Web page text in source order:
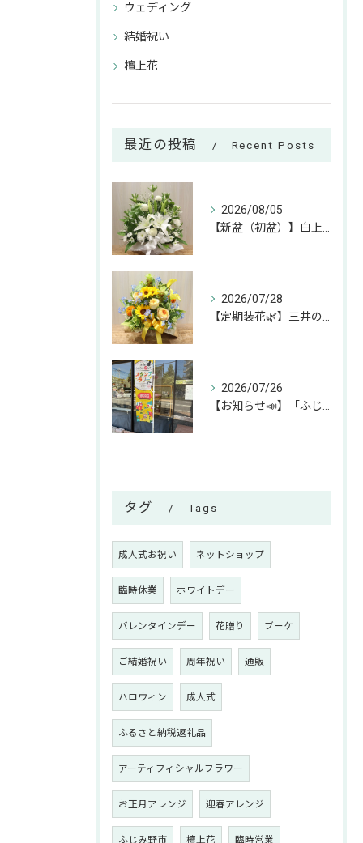
ウェディング
結婚祝い
檀上花
最近の投稿 Recent Posts
2026/08/05
【新盆（初盆）】白上がりのお供えアレンジのご紹介🕊✨
2026/07/28
【定期装花🌿】三井のリハウスふじみ野店様へのお届けアレンジ✨
2026/07/26
【お知らせ📣】「ふじみん推し活スタンプラリー」参加中です！✨
タグ Tags
成人式お祝い ネットショップ
臨時休業 ホワイトデー
バレンタインデー 花贈り ブーケ
ご結婚祝い 周年祝い 通販
ハロウィン 成人式
ふるさと納税返礼品
アーティフィシャルフラワー
お正月アレンジ 迎春アレンジ
ふじみ野市 檀上花 臨時営業